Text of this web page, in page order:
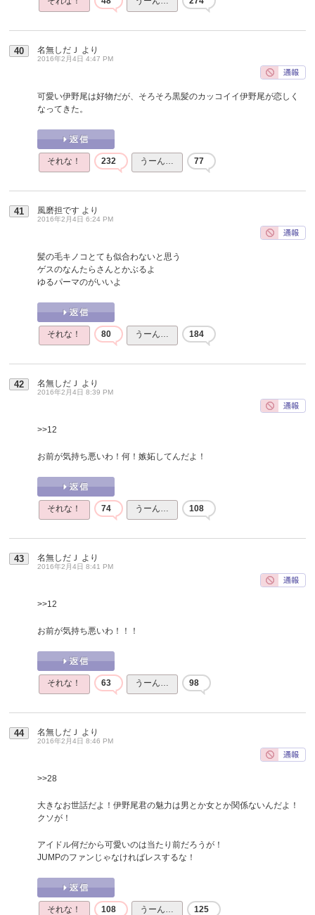
40 名無しだＪ より
2016年2月4日 4:47 PM
可愛い伊野尾は好物だが、そろそろ黒髪のカッコイイ伊野尾が恋しく
なってきた。
それな！ 232 うーん… 77
41 風磨担です より
2016年2月4日 6:24 PM
髪の毛キノコとても似合わないと思う
ゲスのなんたらさんとかぶるよ
ゆるパーマのがいいよ
それな！ 80 うーん… 184
42 名無しだＪ より
2016年2月4日 8:39 PM
>>12
お前が気持ち悪いわ！何！嫉妬してんだよ！
それな！ 74 うーん… 108
43 名無しだＪ より
2016年2月4日 8:41 PM
>>12
お前が気持ち悪いわ！！！
それな！ 63 うーん… 98
44 名無しだＪ より
2016年2月4日 8:46 PM
>>28
大きなお世話だよ！伊野尾君の魅力は男とか女とか関係ないんだよ！
クソが！
アイドル何だから可愛いのは当たり前だろうが！
JUMPのファンじゃなければレスするな！
それな！ 108 うーん… 125